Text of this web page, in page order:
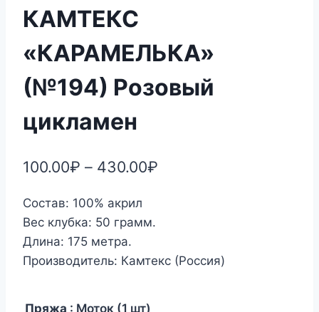
КАМТЕКС
«КАРАМЕЛЬКА»
(№194) Розовый
цикламен
100.00₽ – 430.00₽
Состав: 100% акрил
Вес клубка: 50 грамм.
Длина: 175 метра.
Производитель: Камтекс (Россия)
Пряжа : Моток (1 шт)